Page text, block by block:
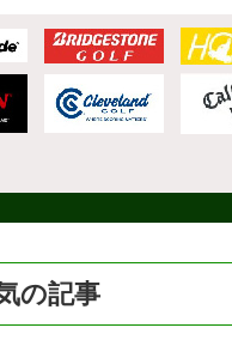
の記事